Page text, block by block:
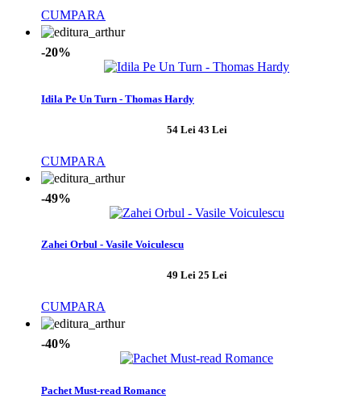
CUMPARA
-20%
Idila Pe Un Turn - Thomas Hardy
54 Lei 43 Lei
CUMPARA
-49%
Zahei Orbul - Vasile Voiculescu
49 Lei25 Lei
CUMPARA
-40%
Pachet Must-read Romance